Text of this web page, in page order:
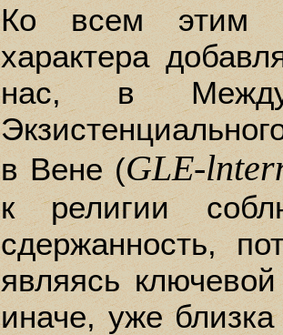
Ко всем этим
характера
нас, в
в Вене (GLE-
к религии
сдержанность,
являясь
иначе, уже